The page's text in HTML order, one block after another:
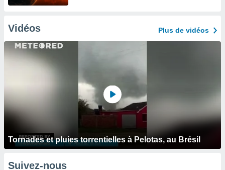
Vidéos Plus de vidéos
Tornades et pluies torrentielles à Pelotas, au Brésil
Suivez-nous